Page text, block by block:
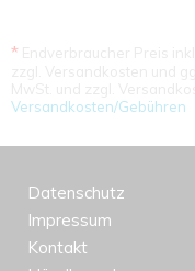
*
Versandkosten/Gebühren
Datenschutz
Impressum
Kontakt